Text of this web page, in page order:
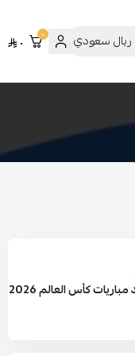
ريال سعودي ٠ ٠
كيف تشاهد مباريات كأس العالم 2026